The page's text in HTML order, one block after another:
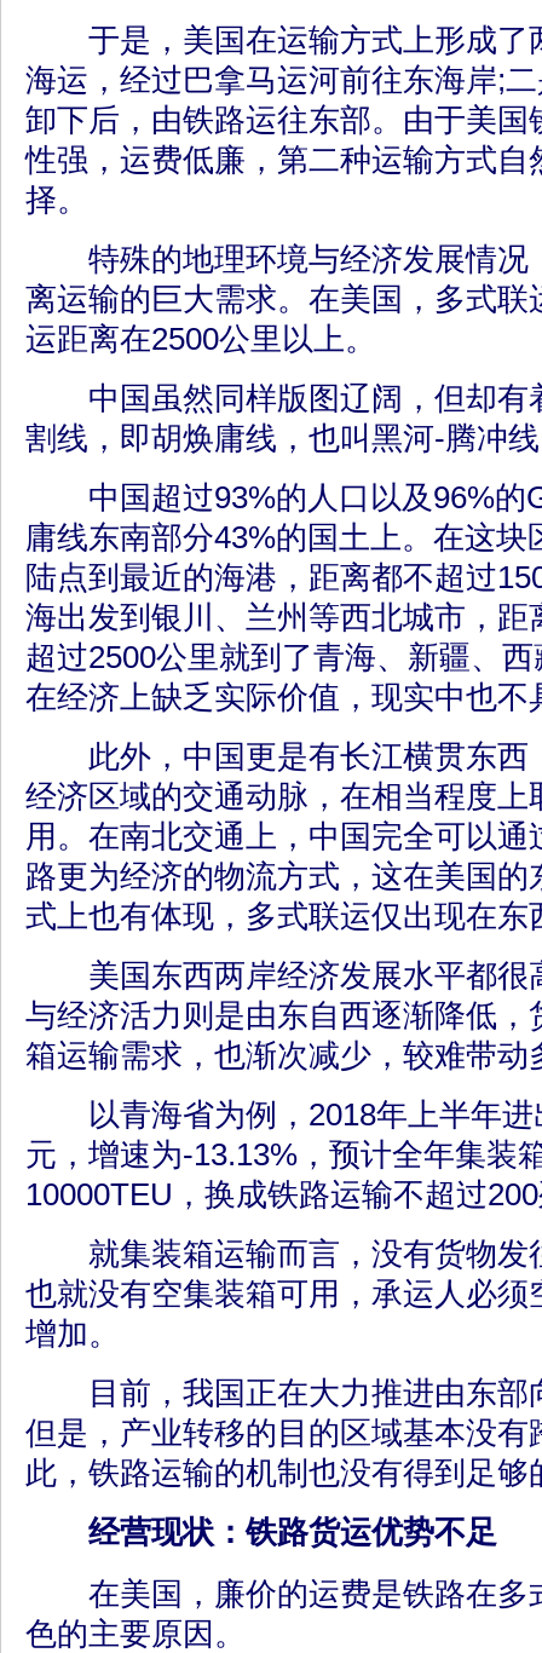
于是，美国在运输方式上形成了
海运，经过巴拿马运河前往东海岸;
卸下后，由铁路运往东部。由于美国
性强，运费低廉，第二种运输方式自
择。
特殊的地理环境与经济发展情况
离运输的巨大需求。在美国，多式联
运距离在2500公里以上。
中国虽然同样版图辽阔，但却有
割线，即胡焕庸线，也叫黑河-腾冲
中国超过93%的人口以及96%的
庸线东南部分43%的国土上。在这块
陆点到最近的海港，距离都不超过
海出发到银川、兰州等西北城市，距
超过2500公里就到了青海、新疆、
在经济上缺乏实际价值，现实中也不
此外，中国更是有长江横贯东西
经济区域的交通动脉，在相当程度上
用。在南北交通上，中国完全可以
路更为经济的物流方式，这在美国
式上也有体现，多式联运仅出现在东
美国东西两岸经济发展水平都很
与经济活力则是由东自西逐渐降低，
箱运输需求，也渐次减少，较难带动
以青海省为例，2018年上半年进
元，增速为-13.13%，预计全年集装
10000TEU，换成铁路运输不超过
就集装箱运输而言，没有货物发
也就没有空集装箱可用，承运人必须
增加。
目前，我国正在大力推进由东部
但是，产业转移的目的区域基本没有
此，铁路运输的机制也没有得到足够
经营现状：铁路货运优势不足
在美国，廉价的运费是铁路在多
色的主要原因。